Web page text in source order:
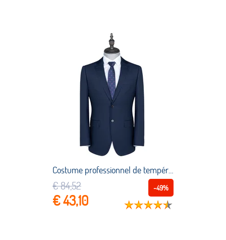
Costume professionnel de tempérament occidental pour hommes, tenue de mariage, Slim, Business, loisirs, 2022
-49%
€ 84,52
€ 43,10